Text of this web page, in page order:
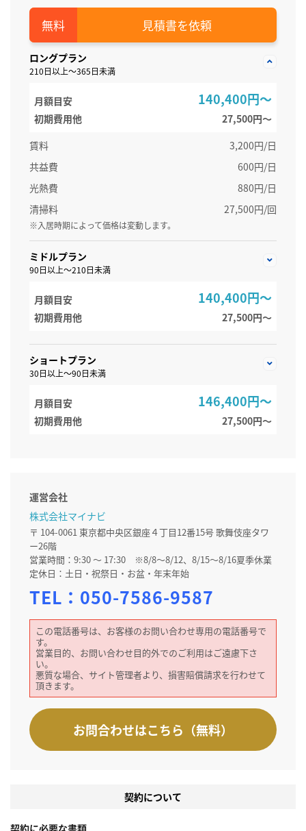
見積書を依頼
ロングプラン
210日以上～365日未満
月額目安 140,400円～
初期費用他
27,500円〜
賃料
3,200円/日
共益費
600円/日
光熱費
880円/日
清掃料
27,500円/回
※入居時期によって価格は変動します。
ミドルプラン
90日以上～210日未満
月額目安 140,400円～
初期費用他 27,500円〜
ショートプラン
30日以上～90日未満
月額目安 146,400円～
初期費用他 27,500円〜
運営会社
株式会社マイナビ
〒 104-0061 東京都中央区銀座４丁目12番15号 歌舞伎座タワ
ー26階
営業時間：9:30 ～ 17:30 ※8/8～8/12、8/15～8/16夏季休業
定休日：土日・祝祭日・お盆・年末年始
TEL： 050-7586-9587
この電話番号は、お客様のお問い合わせ専用の電話番号で
す。
営業目的、お問い合わせ目的外でのご利用はご遠慮下さ
い。
悪質な場合、サイト管理者より、損害賠償請求を行わせて
頂きます。
お問合わせはこちら（無料）
契約について